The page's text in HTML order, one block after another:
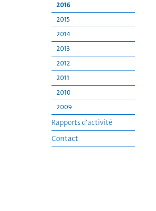
2016
2015
2014
2013
2012
2011
2010
2009
Rapports d'activité
Contact